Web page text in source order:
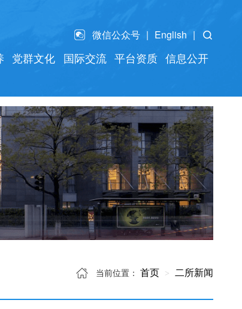
微信公众号 English
党群文化 国际交流 平台资质 信息公开
当前位置： 首页 二所新闻